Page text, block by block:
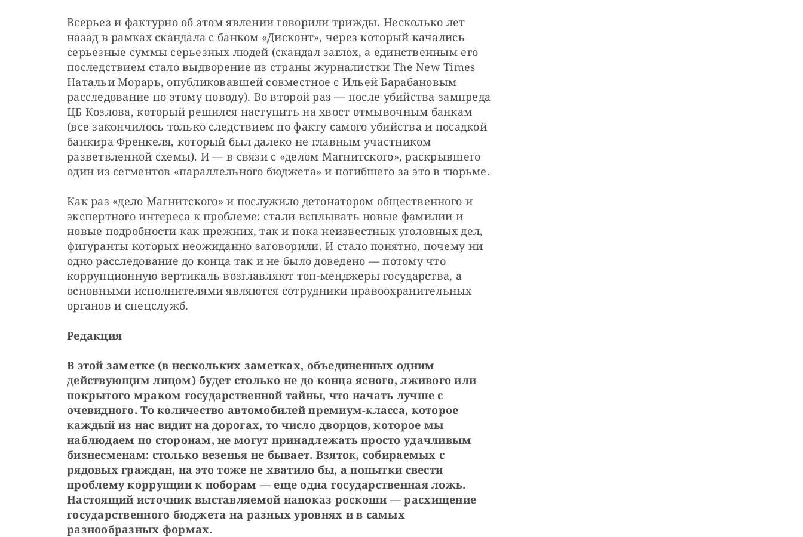
Всерьез и фактурно об этом явлении говорили трижды. Несколько лет
назад в рамках скандала с банком «Дисконт», через который качались
серьезные суммы серьезных людей (скандал заглох, а единственным его
последствием стало выдворение из страны журналистки The New Times
Натальи Морарь, опубликовавшей совместное с Ильей Барабановым
расследование по этому поводу). Во второй раз — после убийства зампреда
ЦБ Козлова, который решился наступить на хвост отмывочным банкам
(все закончилось только следствием по факту самого убийства и посадкой
банкира Френкеля, который был далеко не главным участником
разветвленной схемы). И — в связи с «делом Магнитского», раскрывшего
один из сегментов «параллельного бюджета» и погибшего за это в тюрьме.
Как раз «дело Магнитского» и послужило детонатором общественного и
экспертного интереса к проблеме: стали всплывать новые фамилии и
новые подробности как прежних, так и пока неизвестных уголовных дел,
фигуранты которых неожиданно заговорили. И стало понятно, почему ни
одно расследование до конца так и не было доведено — потому что
коррупционную вертикаль возглавляют топ-менджеры государства, а
основными исполнителями являются сотрудники правоохранительных
органов и спецслужб.
Редакция
В этой заметке (в нескольких заметках, объединенных одним
действующим лицом) будет столько не до конца ясного, лживого или
покрытого мраком государственной тайны, что начать лучше с
очевидного. То количество автомобилей премиум-класса, которое
каждый из нас видит на дорогах, то число дворцов, которое мы
наблюдаем по сторонам, не могут принадлежать просто удачливым
бизнесменам: столько везенья не бывает. Взяток, собираемых с
рядовых граждан, на это тоже не хватило бы, а попытки свести
проблему коррупции к поборам — еще одна государственная ложь.
Настоящий источник выставляемой напоказ роскоши — расхищение
государственного бюджета на разных уровнях и в самых
разнообразных формах.